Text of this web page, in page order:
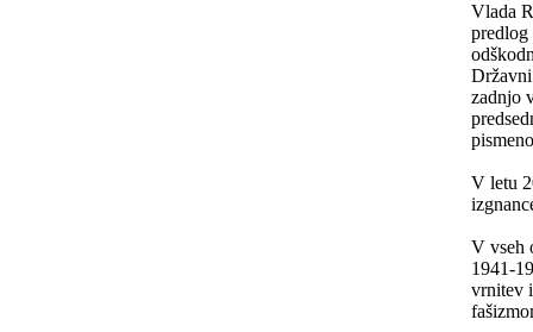
Vlada
predlog
zadnjo
V letu
V vseh
1941-
vrnitev